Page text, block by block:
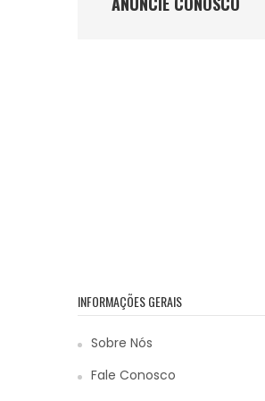
INFORMAÇÕES GERAIS
Sobre Nós
Fale Conosco